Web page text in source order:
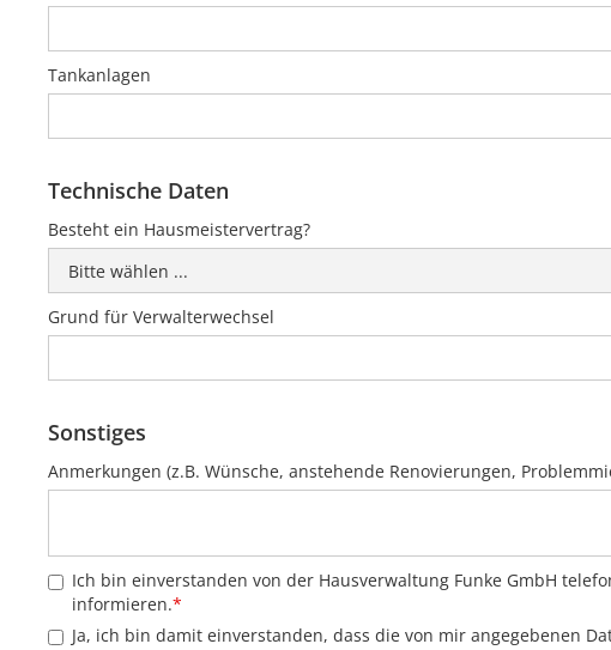
Tankanlagen
Technische Daten
Besteht ein Hausmeistervertrag?
Grund für Verwalterwechsel
Sonstiges
Anmerkungen (z.B. Wünsche, anstehende Renovierungen,
Ich bin einverstanden von der Hausverwaltung Funke GmbH
informieren.*
Ja, ich bin damit einverstanden, dass die von mir angegebenen